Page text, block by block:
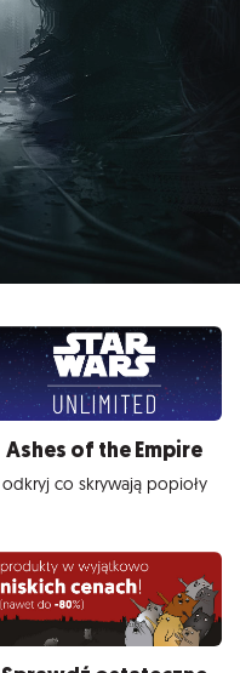
Ashes of the Empire
odkryj co skrywają popioły